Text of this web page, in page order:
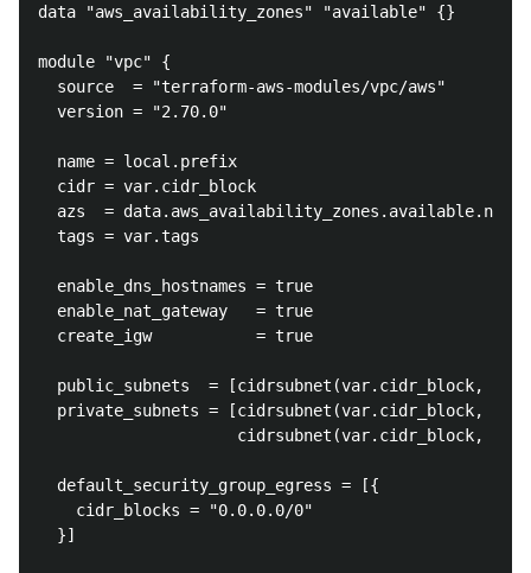
data "aws_availability_zones" "available" {}
module "vpc" {
  source  = "terraform-aws-modules/vpc/aws"
  version = "2.70.0"
  name = local.prefix
  cidr = var.cidr_block
  azs  = data.aws_availability_zones.available.names
  tags = var.tags
  enable_dns_hostnames = true
  enable_nat_gateway   = true
  create_igw           = true
public_subnets  = [cidrsubnet(var.cidr_block, 3,
private_subnets = [cidrsubnet(var.cidr_block, 3,
cidrsubnet(var.cidr_block, 3,
  default_security_group_egress = [{
    cidr_blocks = "0.0.0.0/0"
  }]